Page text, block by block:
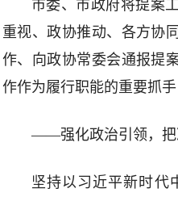
市委、市政府将提案
重视、政协推动、各方协
作、向政协常委会通报提
作作为履行职能的重要抓
——强化政治引领，把
坚持以习近平新时代